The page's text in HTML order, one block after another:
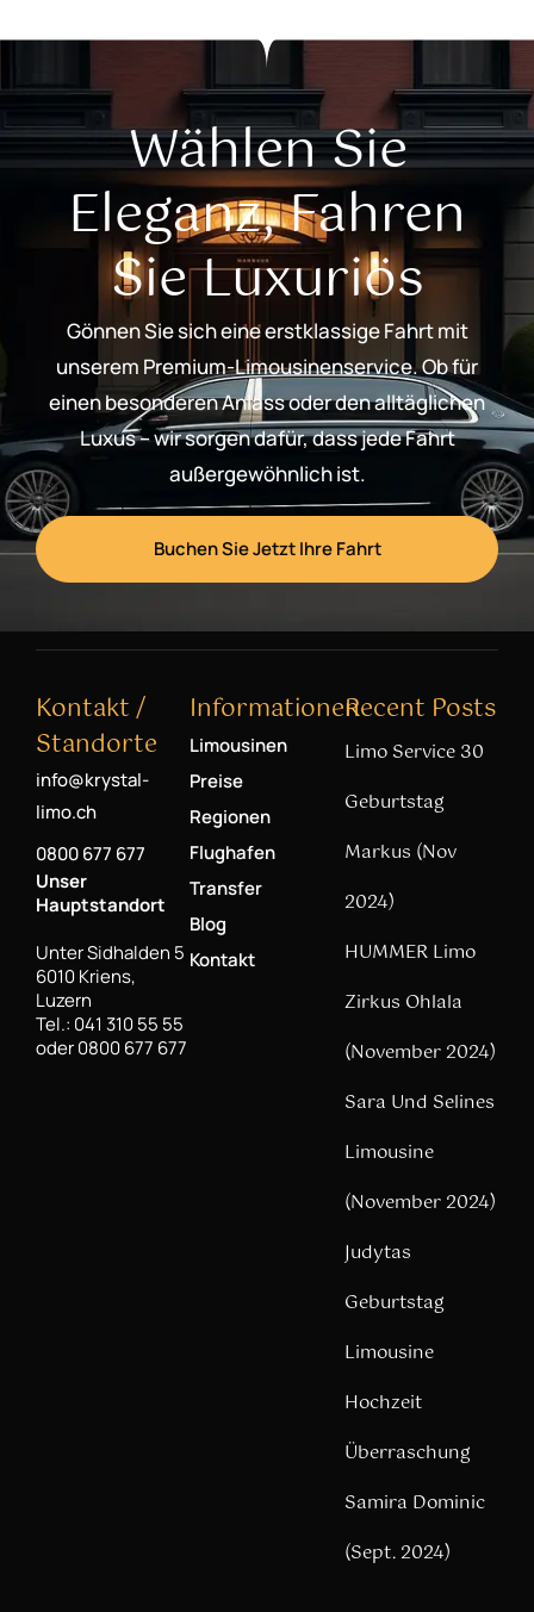
Wählen Sie
Eleganz, Fahren
Sie Luxuriös
Gönnen Sie sich eine erstklassige Fahrt mit
unserem Premium-Limousinenservice. Ob für
einen besonderen Anlass oder den alltäglichen
Luxus – wir sorgen dafür, dass jede Fahrt
außergewöhnlich ist.
Buchen Sie Jetzt Ihre Fahrt
Kontakt /
Standorte
info@krystal-
limo.ch
0800 677 677
Unser
Hauptstandort
Unter Sidhalden 5
6010 Kriens,
Luzern
Tel.: 041 310 55 55
oder 0800 677 677
Informationen
Limousinen
Preise
Regionen
Flughafen
Transfer
Blog
Kontakt
Recent Posts
Limo Service 30
Geburtstag
Markus (Nov
2024)
HUMMER Limo
Zirkus Ohlala
(November 2024)
Sara Und Selines
Limousine
(November 2024)
Judytas
Geburtstag
Limousine
Hochzeit
Überraschung
Samira Dominic
(Sept. 2024)